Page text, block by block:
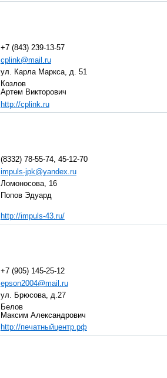
+7 (843) 239-13-57
cplink@mail.ru
ул. Карла Маркса, д. 51
Козлов
Артем Викторович
http://cplink.ru
(8332) 78-55-74, 45-12-70
impuls-jpk@yandex.ru
Ломоносова, 16
Попов Эдуард
http://impuls-43.ru/
+7 (905) 145-25-12
epson2004@mail.ru
ул. Брюсова, д.27
Белов
Максим Александрович
http://печатныйцентр.рф